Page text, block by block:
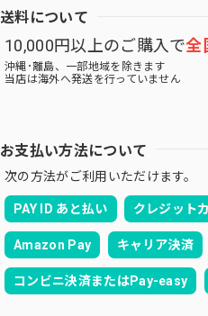
送料について
10,000円以上のご購入で全
沖縄･離島、一部地域を除きます
当店は海外へ発送を行っていません
お支払い方法について
次の方法がご利用いただけます。
PAY ID あと払い クレジット
Amazon Pay キャリア決済
コンビニ決済またはPay-easy